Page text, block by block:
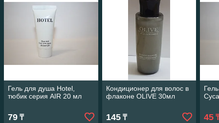
Гель для душа Hotel,
тюбик серия AIR 20 мл
79 ₸
Кондиционер для волос в
флаконе OLIVE 30мл
145₸ 45